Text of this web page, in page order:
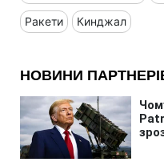
Ракети Кинджал